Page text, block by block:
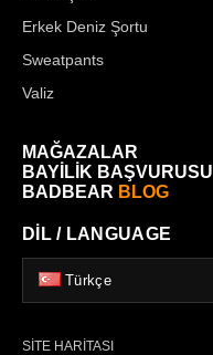
Erkek Deniz Şortu
Sweatpants
Valiz
MAĞAZALAR
BAYİLİK BAŞVURUSU
BADBEAR BLOG
DİL / LANGUAGE
Türkçe
SİTE HARİTASI